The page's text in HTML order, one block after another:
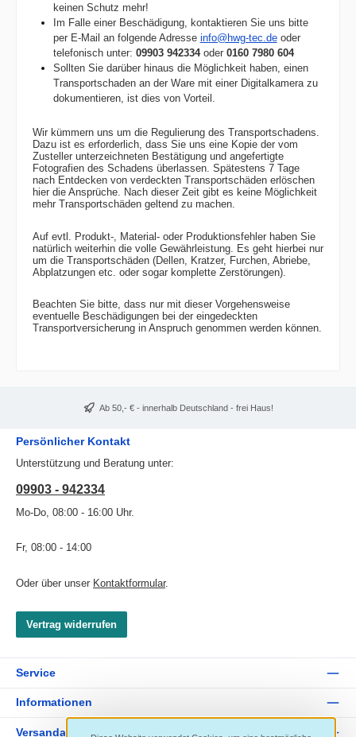
keinen Schutz mehr!
Im Falle einer Beschädigung, kontaktieren Sie uns bitte
per E-Mail an folgende Adresse info@hwg-tec.deoder
telefonisch unter: 09903 942334oder 0160 7980 604
Sollten Sie darüber hinaus die Möglichkeit haben, einen
Transportschaden an der Ware mit einer Digitalkamera zu
dokumentieren, ist dies von Vorteil.
Wir kümmern uns um die Regulierung des Transportschadens.
Dazu ist es erforderlich, dass Sie uns eine Kopie der vom
Zusteller unterzeichneten Bestätigung und angefertigte
Fotografien des Schadens überlassen. Spätestens 7 Tage
nach Entdecken von verdeckten Transportschäden erlöschen
hier die Ansprüche. Nach dieser Zeit gibt es keine Möglichkeit
mehr Transportschäden geltend zu machen.
Auf evtl. Produkt-, Material- oder Produktionsfehler haben Sie
natürlich weiterhin die volle Gewährleistung. Es geht hierbei nur
um die Transportschäden (Dellen, Kratzer, Furchen, Abriebe,
Abplatzungen etc. oder sogar komplette Zerstörungen).
Beachten Sie bitte, dass nur mit dieser Vorgehensweise
eventuelle Beschädigungen bei der eingedeckten
Transportversicherung in Anspruch genommen werden können.
Ab 50,- € - innerhalb Deutschland - frei Haus!
Persönlicher Kontakt
Unterstützung und Beratung unter:
09903 - 942334
Mo-Do, 08:00 - 16:00 Uhr.
Fr, 08:00 - 14:00
Oder über unser Kontaktformular.
Vertrag widerrufen
Service
Informationen
Versandarten